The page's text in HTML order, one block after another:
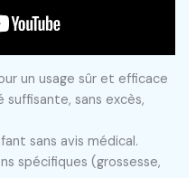
un usage sûr et efficace
sans excès,
sans avis médical.
spécifiques (grossesse,